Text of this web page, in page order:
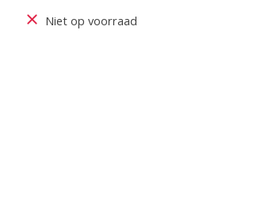
Niet op voorraad